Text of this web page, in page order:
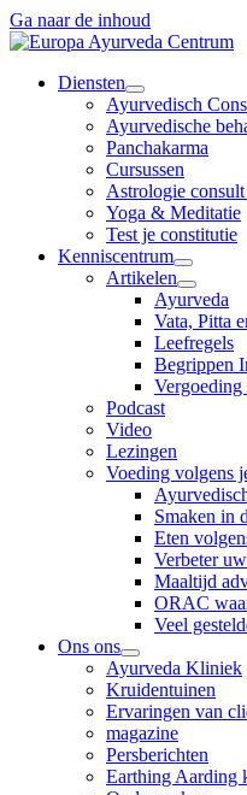
Ga naar de inhoud
Diensten
Ayurvedisch
Ayurvedische
Panchakarma
Cursussen
Astrologie
Yoga & Meditatie
Test je constitutie
Kenniscentrum
Artikelen
Ayurveda
Vata, Pitta
Leefregels
Begrippen
Vergoeding
Podcast
Video
Lezingen
Voeding volgens
Smaken in
Eten
Verbeter
Maaltijd
ORAC
Veel
Ons ons
Ayurveda Kliniek
Kruidentuinen
Ervaringen van
magazine
Persberichten
Earthing Aarding